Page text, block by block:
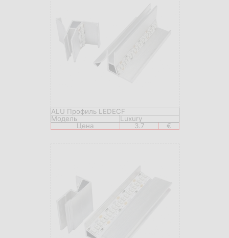
ALU Профиль LEDECF
Модель
Luxury
Цена
3.7 €